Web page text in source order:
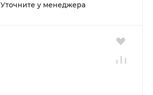
Уточните у менеджера